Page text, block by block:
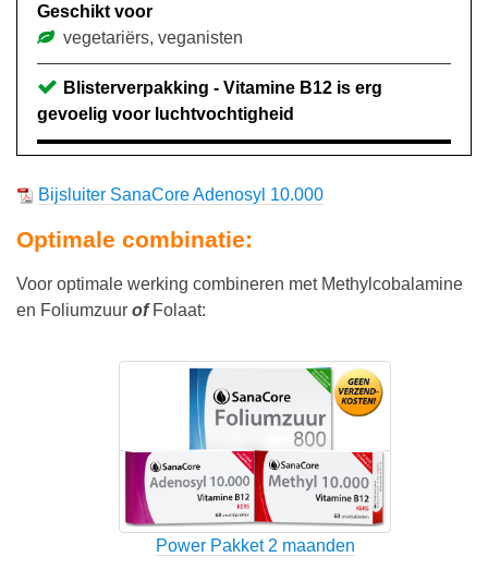
Geschikt voor
vegetariërs, veganisten
Blisterverpakking - Vitamine B12 is erg
gevoelig voor luchtvochtigheid
Bijsluiter SanaCore Adenosyl 10.000
Optimale combinatie:
Voor optimale werking combineren met Methylcobalamine
en Foliumzuur of Folaat:
Power Pakket 2 maanden